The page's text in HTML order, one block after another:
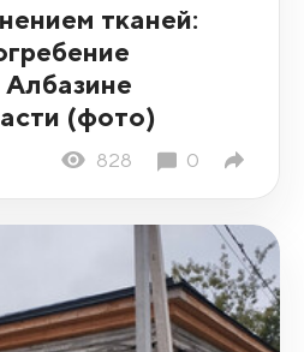
тканей:
(фото)
828 0